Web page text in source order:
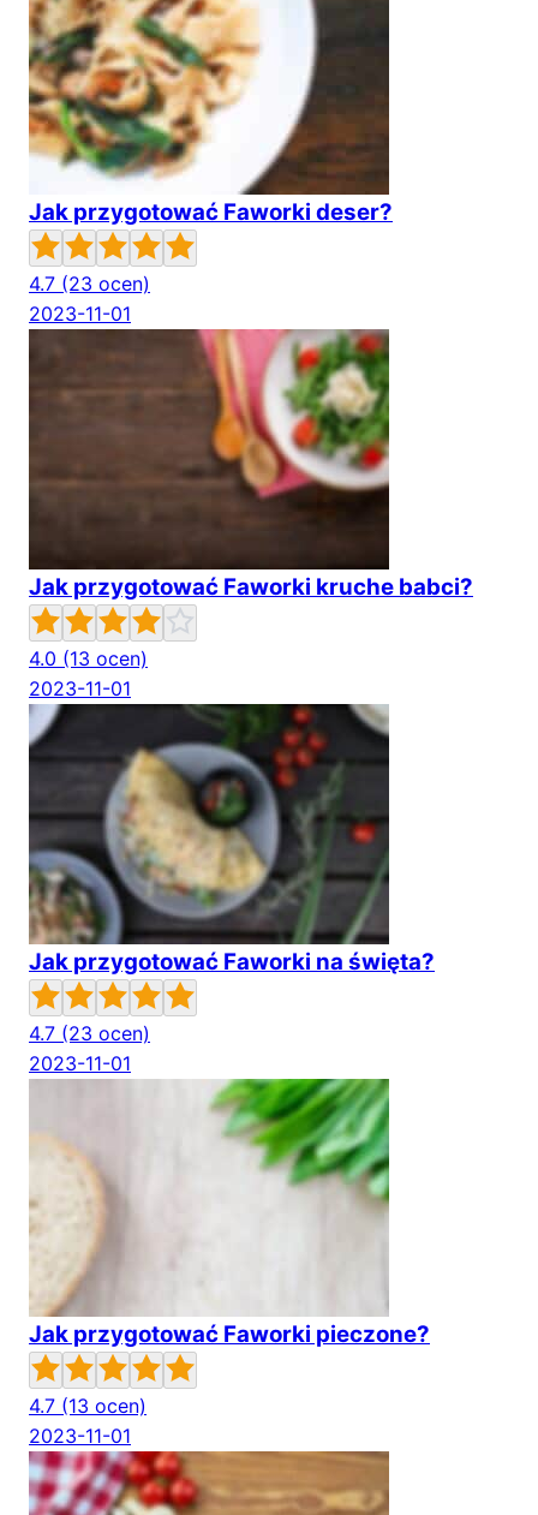
Jak przygotować Faworki deser?
4.7 (23 ocen)
2023-11-01
Jak przygotować Faworki kruche babci?
4.0 (13 ocen)
2023-11-01
Jak przygotować Faworki na święta?
4.7 (23 ocen)
2023-11-01
Jak przygotować Faworki pieczone?
4.7 (13 ocen)
2023-11-01